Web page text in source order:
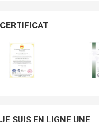
CERTIFICAT
JE SUIS EN LIGNE UNE